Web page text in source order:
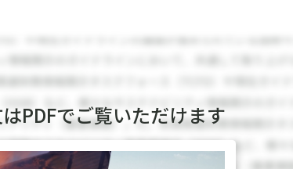
PDFでご覧いただけます